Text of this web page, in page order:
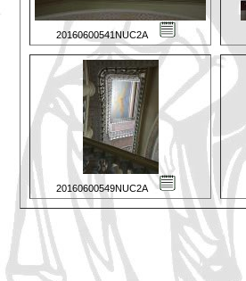
20160600541NUC2A
20160600549NUC2A